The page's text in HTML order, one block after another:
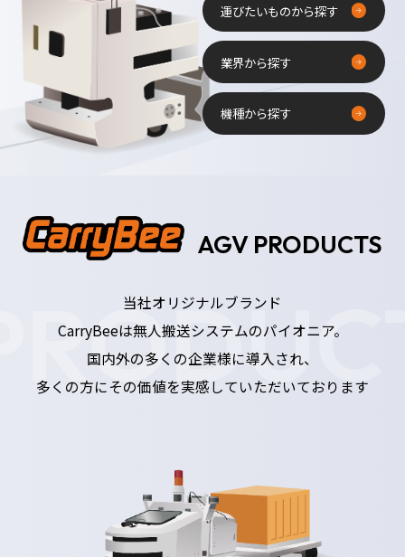
運びたいものから探す
業界から探す
機種から探す
AGV PRODUCTS
当社オリジナルブランド
CarryBeeは無人搬送システムのパイオニア。
国内外の多くの企業様に導入され、
多くの方にその価値を実感していただいております